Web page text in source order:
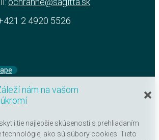
nám na vašom
tie najlepšie skúsenosti s prehliadaním
technológie, ako sú súbory cookies. Tieto
2 4920 5526